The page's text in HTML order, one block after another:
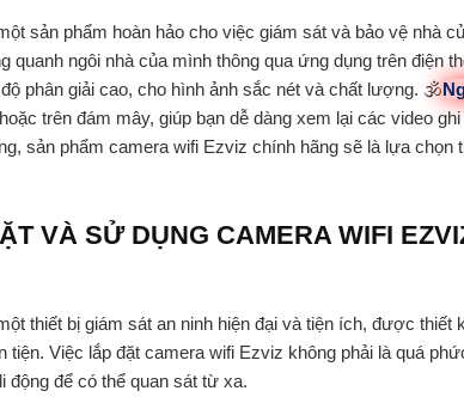
sản phẩm hoàn hảo cho việc giám sát và bảo vệ nhà
quanh ngôi nhà của mình thông qua ứng dụng trên điện
phân giải cao, cho hình ảnh sắc nét và chất lượng. 🕉️
trên đám mây, giúp bạn dễ dàng xem lại các video
sản phẩm camera wifi Ezviz chính hãng sẽ là lựa
VÀ SỬ DỤNG CAMERA WIFI
thiết bị giám sát an ninh hiện đại và tiện ích, được
tiện. Việc lắp đặt camera wifi Ezviz không phải là quá
động để có thể quan sát từ xa.